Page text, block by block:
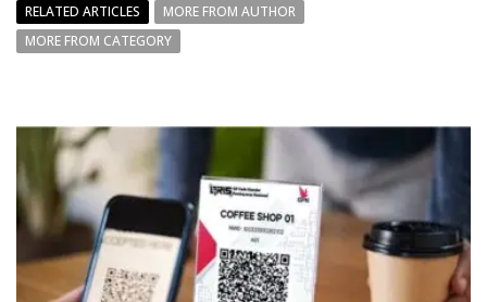
RELATED ARTICLES
MORE FROM AUTHOR
MORE FROM CATEGORY